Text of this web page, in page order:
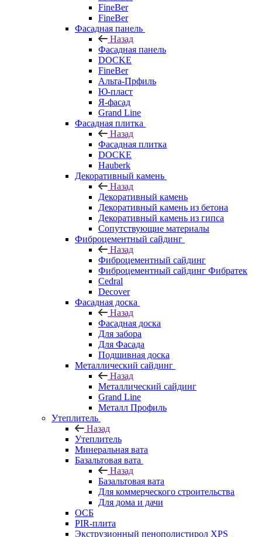
FineBer
FineBer
Фасадная панель
Назад
Фасадная панель
DOCKE
FineBer
Альта-Прфиль
Ю-пласт
Я-фасад
Grand Line
Фасадная плитка
Назад
Фасадная плитка
DOCKE
Hauberk
Декоративный камень
Назад
Декоративный камень
Декоративный камень из бетона
Декоративный камень из гипса
Сопутствующие материалы
Фиброцементный сайдинг
Назад
Фиброцементный сайдинг
Фиброцементный сайдинг Фибратек
Cedral
Decover
Фасадная доска
Назад
Фасадная доска
Для забора
Для Фасада
Подшивная доска
Металлический сайдинг
Назад
Металлический сайдинг
Grand Line
Металл Профиль
Утеплитель
Назад
Утеплитель
Минеральная вата
Базальтовая вата
Назад
Базальтовая вата
Для коммерческого строительства
Для дома и дачи
ОСБ
PIR-плита
Экструзионный пенополистирол XPS